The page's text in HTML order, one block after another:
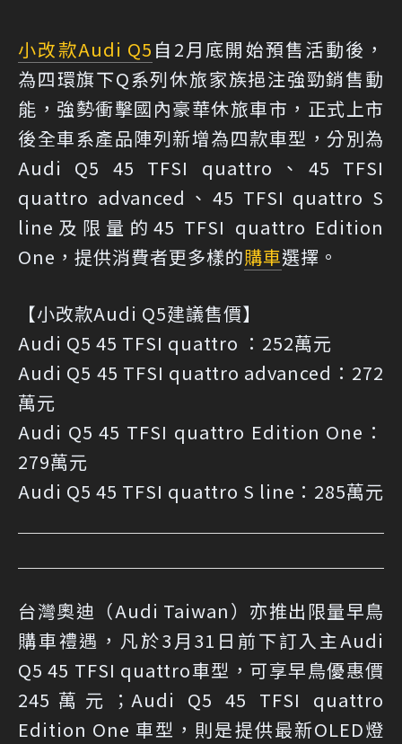
小改款Audi Q5 自2月底開始預售活動後，
為四環旗下Q系列休旅家族挹注強勁銷售動
能，強勢衝擊國內豪華休旅車市，正式上市
後全車系產品陣列新增為四款車型，分別為
Audi Q5 45 TFSI quattro、45 TFSI
quattro advanced、45 TFSI quattro S
line及限量的45 TFSI quattro Edition
One，提供消費者更多樣的購車選擇。
【小改款Audi Q5建議售價】
Audi Q5 45 TFSI quattro ：252萬元
Audi Q5 45 TFSI quattro advanced：272
萬元
Audi Q5 45 TFSI quattro Edition One：
279萬元
Audi Q5 45 TFSI quattro S line：285萬元
台灣奧迪（Audi Taiwan）亦推出限量早鳥
購車禮遇，凡於3月31日前下訂入主Audi
Q5 45 TFSI quattro車型，可享早鳥優惠價
245萬元；Audi Q5 45 TFSI quattro
Edition One 車型，則是提供最新OLED燈